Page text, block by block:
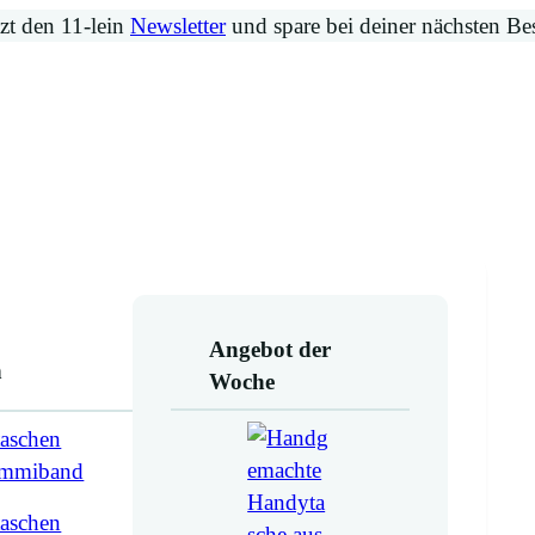
den 11-lein Newsletterund spare bei deiner nächsten
Angebot der
Woche